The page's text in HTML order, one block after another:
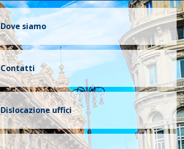
Dove siamo
Contatti
Dislocazione uffici